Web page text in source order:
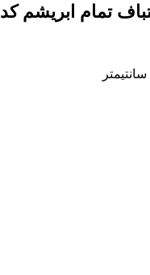
تمام ابریشم کد 014368